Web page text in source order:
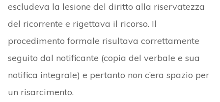
escludeva la lesione del diritto alla riservatezza
del ricorrente e rigettava il ricorso. Il
procedimento formale risultava correttamente
seguito dal notificante (copia del verbale e sua
notifica integrale) e pertanto non c’era spazio per
un risarcimento.